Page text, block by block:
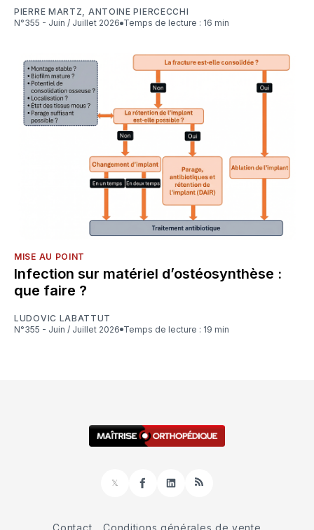
PIERRE MARTZ, ANTOINE PIERCECCHI
N°355 - Juin / Juillet 2026
Temps de lecture : 16 min
MISE AU POINT
Infection sur matériel d’ostéosynthèse :
que faire ?
LUDOVIC LABATTUT
N°355 - Juin / Juillet 2026
Temps de lecture : 19 min
𝕏
FacebookLinkedInRSS